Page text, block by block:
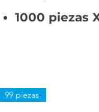
1000 piezas
99 piezas